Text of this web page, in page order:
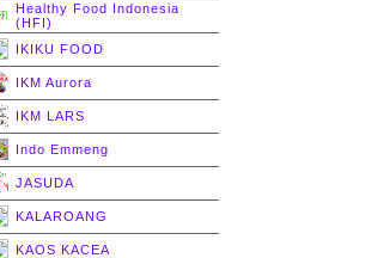
Healthy Food Indonesia
(HFI)
IKIKU FOOD
IKM Aurora
IKM LARS
Indo Emmeng
JASUDA
KALAROANG
KAOS KACEA